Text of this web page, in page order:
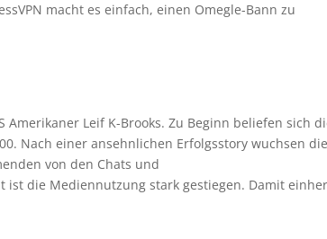
macht es einfach, einen Omegle-Bann zu
Leif K-Brooks. Zu Beginn beliefen sich
Nach einer ansehnlichen Erfolgsstory wuchsen die
von den Chats und
ist die Mediennutzung stark gestiegen. Damit einher